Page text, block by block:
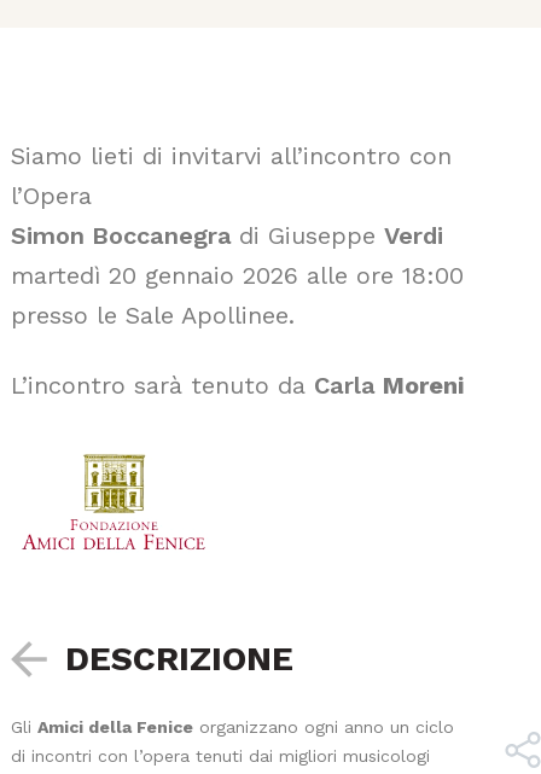
Siamo lieti di invitarvi all’incontro con
l’Opera
Simon Boccanegra di Giuseppe Verdi
martedì 20 gennaio 2026 alle ore 18:00
presso le Sale Apollinee.
L’incontro sarà tenuto da Carla Moreni
DESCRIZIONE
Gli Amici della Fenice organizzano ogni anno un ciclo
di incontri con l’opera tenuti dai migliori musicologi